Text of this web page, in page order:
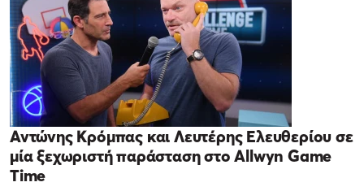
Αντώνης Κρόμπας και Λευτέρης Ελευθερίου σε
μία ξεχωριστή παράσταση στο Allwyn Game
Time